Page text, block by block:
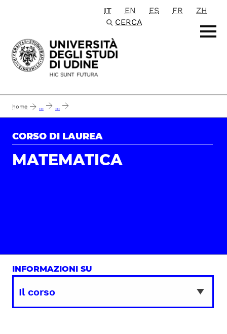
Passa al contenuto principale
IT EN ES FR
ZH
CERCA
home ... ...
CORSO DI LAUREA
MATEMATICA
INFORMAZIONI SU